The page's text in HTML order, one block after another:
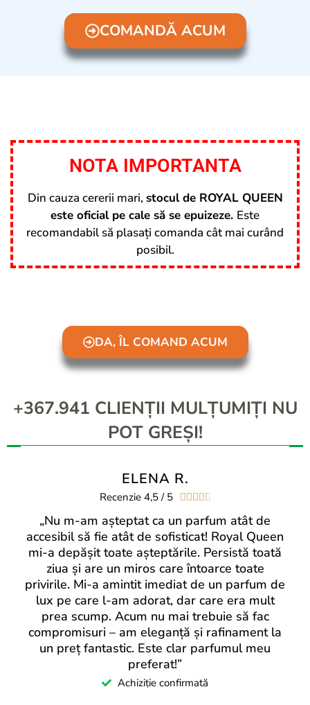
COMANDĂ ACUM
NOTA IMPORTANTA
Din cauza cererii mari, stocul de ROYAL QUEEN
este oficial pe cale să se epuizeze. Este
recomandabil să plasați comanda cât mai curând
posibil.
DA, ÎL COMAND ACUM
+367.941 CLIENȚII MULȚUMIȚI NU
POT GREȘI!
ELENA R.
Recenzie 4,5 / 5     
„Nu m-am așteptat ca un parfum atât de
accesibil să fie atât de sofisticat! Royal Queen
mi-a depășit toate așteptările. Persistă toată
ziua și are un miros care întoarce toate
privirile. Mi-a amintit imediat de un parfum de
lux pe care l-am adorat, dar care era mult
prea scump. Acum nu mai trebuie să fac
compromisuri – am eleganță și rafinament la
un preț fantastic. Este clar parfumul meu
preferat!”
Achiziție confirmată